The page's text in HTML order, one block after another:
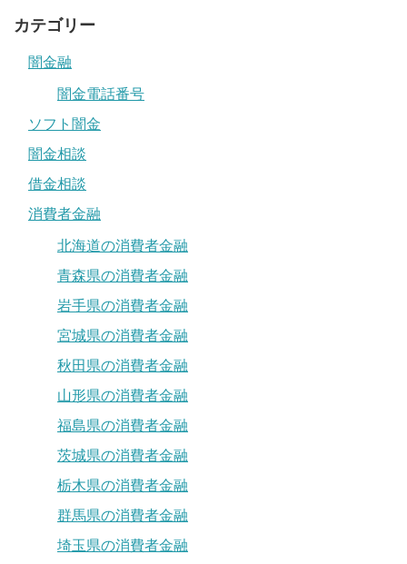
カテゴリー
闇金融
闇金電話番号
ソフト闇金
闇金相談
借金相談
消費者金融
北海道の消費者金融
青森県の消費者金融
岩手県の消費者金融
宮城県の消費者金融
秋田県の消費者金融
山形県の消費者金融
福島県の消費者金融
茨城県の消費者金融
栃木県の消費者金融
群馬県の消費者金融
埼玉県の消費者金融